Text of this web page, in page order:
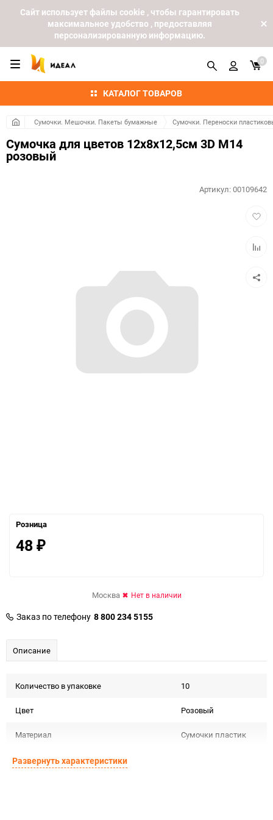
Cайт использует файлы cookie , чтобы гарантировать
максимальное удобство , предоставляя
персонализированную информацию.
КАТАЛОГ ТОВАРОВ
0
Сумочки. Мешочки. Пакеты бумажные Сумочки. Переноски
Сумочка для цветов 12х8х12,5см 3D М14
розовый
Артикул:00109642
Розница
48 ₽
Москва Нет в наличии
Заказ по телефону 8 800 234 5155
Описание
Количество в упаковке 10
Цвет Розовый
Материал Сумочки пластик
Срок годности
Развернуть характеристики